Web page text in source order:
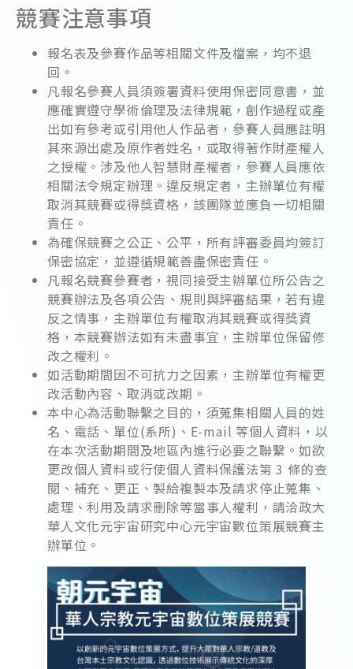
競賽注意事項
報名表及參賽作品等相關文件及檔案，均不退
回。
凡報名參賽人員須簽署資料使用保密同意書，並
應確實遵守學術倫理及法律規範，創作過程或產
出如有參考或引用他人作品者，參賽人員應註明
其來源出處及原作者姓名，或取得著作財產權人
之授權。涉及他人智慧財產權者，參賽人員應依
相關法令規定辦理。違反規定者，主辦單位有權
取消其競賽或得獎資格，該團隊並應負一切相關
責任。
為確保競賽之公正、公平，所有評審委員均簽訂
保密協定，並遵循規範善盡保密責任。
凡報名競賽參賽者，視同接受主辦單位所公告之
競賽辦法及各項公告、規則與評審結果，若有違
反之情事，主辦單位有權取消其競賽或得獎資
格，本競賽辦法如有未盡事宜，主辦單位保留修
改之權利。
如活動期間因不可抗力之因素，主辦單位有權更
改活動內容、取消或改期。
本中心為活動聯繫之目的，須蒐集相關人員的姓
名、電話、單位(系所)、E-mail 等個人資料，以
在本次活動期間及地區內進行必要之聯繫。如欲
更改個人資料或行使個人資料保護法第 3 條的查
閱、補充、更正、製給複製本及請求停止蒐集、
處理、利用及請求刪除等當事人權利，請洽政大
華人文化元宇宙研究中心元宇宙數位策展競賽主
辦單位。